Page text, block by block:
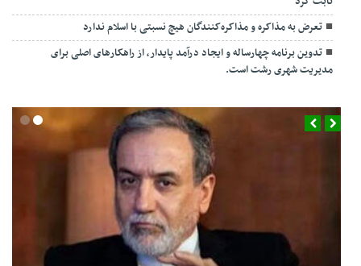
تعرض به مذاکره و مذاکره‌کنندگان هیچ نسبتی با اسلام ندارد
تدوین برنامه چهارساله و ایجاد درآمد پایدار، از راهکارهای اصلی برای
مدیریت شهری رشت است.